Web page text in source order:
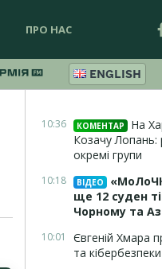
ПРО НАС
ENGLISH
10:36 КОМЕНТАР
На
Козачу Лопань:
окремі групи
10:18 ВІДЕО
ще 12 суден
Чорному та
10:01
Євгеній Хмара
та